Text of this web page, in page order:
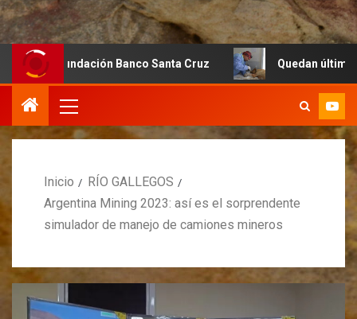
Banco Santa Cruz Quedan últimos cupos
Inicio
RÍO GALLEGOS
Argentina Mining 2023: así es el sorprendente
simulador de manejo de camiones mineros